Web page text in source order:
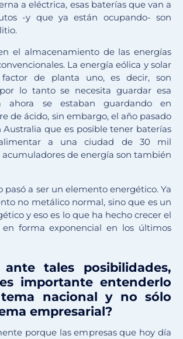
a eléctrica, esas baterías que van a
-y que ya están ocupando- son
el almacenamiento de las energías
La energía eólica y solar
de planta uno, es decir, son
lo tanto se necesita guardar esa
ahora se estaban guardando en
de ácido, sin embargo, el año pasado
Australia que es posible tener baterías
a una ciudad de 30 mil
acumuladores de energía son también
pasó a ser un elemento energético. Ya
no metálico normal, sino que es un
y eso es lo que ha hecho crecer el
forma exponencial en los últimos
ante tales posibilidades,
importante entenderlo
nacional y no sólo
empresarial?
porque las empresas que hoy día